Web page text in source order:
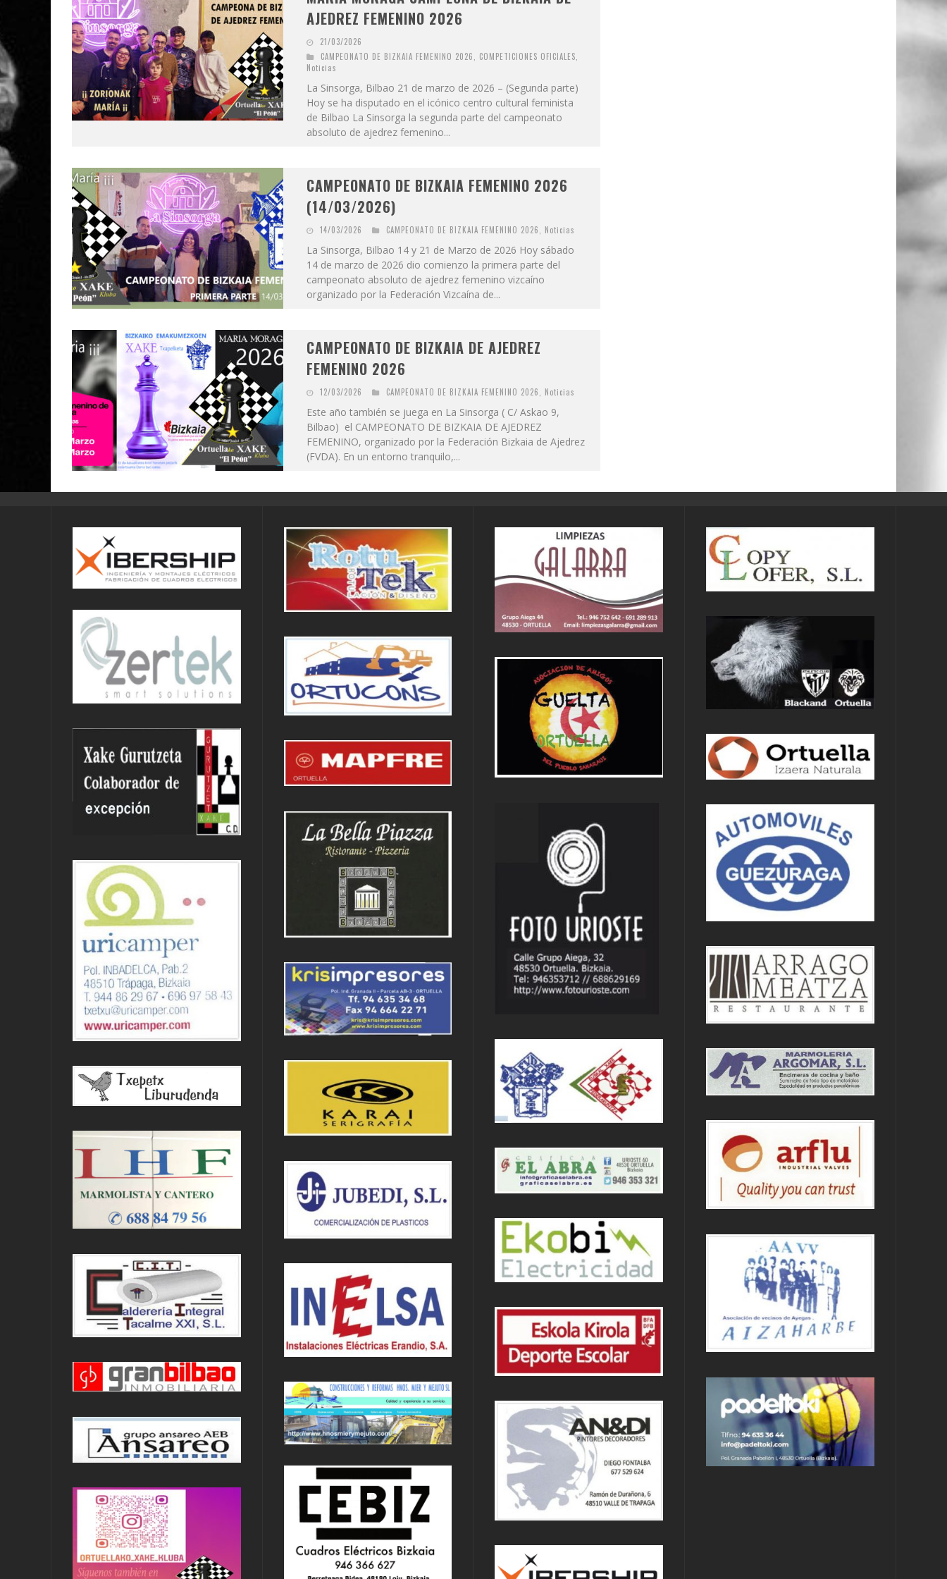
AJEDREZ FEMENINO 2026
21/03/2026
CAMPEONATO DE BIZKAIA FEMENINO 2026
COMPETICIONES OFICIALES
Noticias
La Sinsorga, Bilbao 21 de marzo de 2026 – (Segunda parte)
Hoy se ha disputado en el icónico centro cultural feminista
de Bilbao La Sinsorga la segunda parte del campeonato
absoluto de ajedrez femenino...
CAMPEONATO DE BIZKAIA FEMENINO 2026
(14/03/2026)
14/03/2026 CAMPEONATO DE BIZKAIA FEMENINO 2026 Noticias
La Sinsorga, Bilbao 14 y 21 de Marzo de 2026 Hoy sábado
14 de marzo de 2026 dio comienzo la primera parte del
campeonato absoluto de ajedrez femenino vizcaíno
organizado por la Federación Vizcaína de...
CAMPEONATO DE BIZKAIA DE AJEDREZ
FEMENINO 2026
12/03/2026 CAMPEONATO DE BIZKAIA FEMENINO 2026 Noticias
Este año también se juega en La Sinsorga ( C/ Askao 9,
Bilbao) el CAMPEONATO DE BIZKAIA DE AJEDREZ
FEMENINO, organizado por la Federación Bizkaia de Ajedrez
(FVDA). En un entorno tranquilo,...